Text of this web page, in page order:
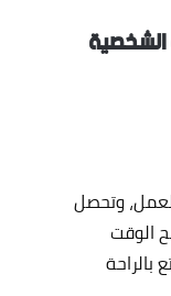
الشخصية
وتحصل
الوقت